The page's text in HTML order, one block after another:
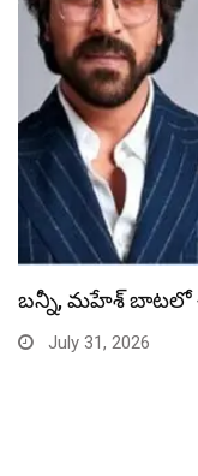
స్పైడర్ మ్యాన్
July 31, 2026